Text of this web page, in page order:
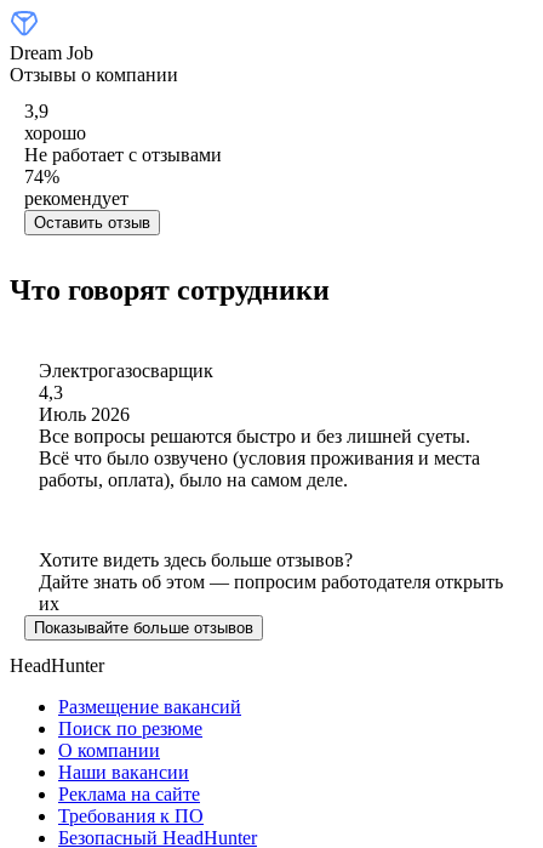
Dream Job
Отзывы о компании
3,9
хорошо
Не работает с отзывами
74%
рекомендует
Оставить отзыв
Что говорят сотрудники
Электрогазосварщик
4,3
Июль 2026
Все вопросы решаются быстро и без лишней суеты.
Всё что было озвучено (условия проживания и места
работы, оплата), было на самом деле.
Хотите видеть здесь больше отзывов?
Дайте знать об этом — попросим работодателя открыть
их
Показывайте больше отзывов
HeadHunter
Размещение вакансий
Поиск по резюме
О компании
Наши вакансии
Реклама на сайте
Требования к ПО
Безопасный HeadHunter